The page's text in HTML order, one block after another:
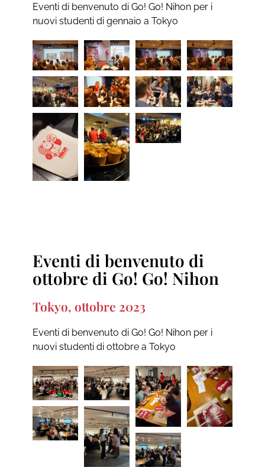
Eventi di benvenuto di Go! Go! Nihon per i
nuovi studenti di gennaio a Tokyo
Eventi di benvenuto di
ottobre di Go! Go! Nihon
Tokyo, ottobre 2023
Eventi di benvenuto di Go! Go! Nihon per i
nuovi studenti di ottobre a Tokyo